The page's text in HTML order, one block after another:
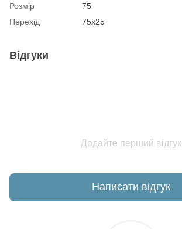
Розмір
75
Перехід
75х25
Відгуки
Додайте перший відгук
Написати відгук